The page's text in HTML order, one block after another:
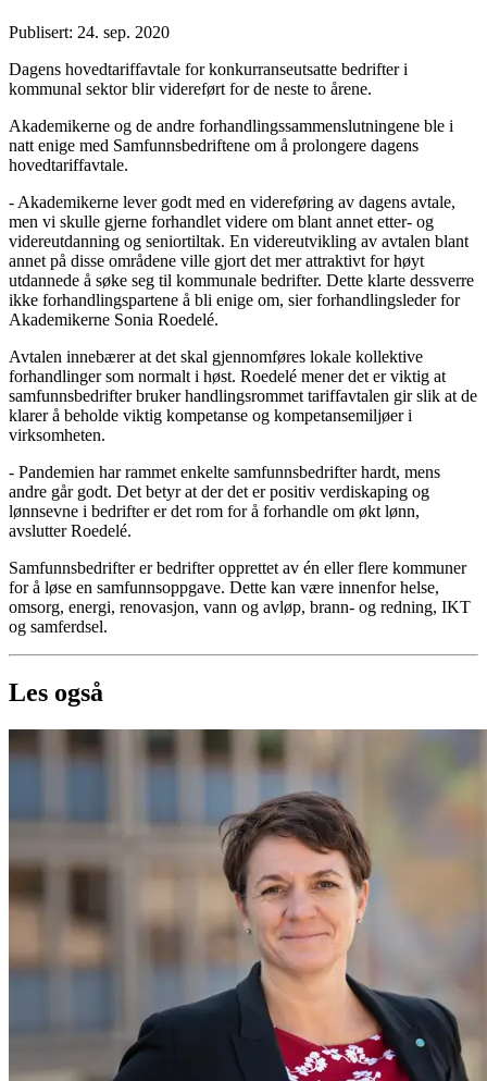
Publisert: 24. sep. 2020
Dagens hovedtariffavtale for konkurranseutsatte bedrifter i
kommunal sektor blir videreført for de neste to årene.
Akademikerne og de andre forhandlingssammenslutningene ble i
natt enige med Samfunnsbedriftene om å prolongere dagens
hovedtariffavtale.
- Akademikerne lever godt med en videreføring av dagens avtale,
men vi skulle gjerne forhandlet videre om blant annet etter- og
videreutdanning og seniortiltak. En videreutvikling av avtalen blant
annet på disse områdene ville gjort det mer attraktivt for høyt
utdannede å søke seg til kommunale bedrifter. Dette klarte dessverre
ikke forhandlingspartene å bli enige om, sier forhandlingsleder for
Akademikerne Sonia Roedelé.
Avtalen innebærer at det skal gjennomføres lokale kollektive
forhandlinger som normalt i høst. Roedelé mener det er viktig at
samfunnsbedrifter bruker handlingsrommet tariffavtalen gir slik at de
klarer å beholde viktig kompetanse og kompetansemiljøer i
virksomheten.
- Pandemien har rammet enkelte samfunnsbedrifter hardt, mens
andre går godt. Det betyr at der det er positiv verdiskaping og
lønnsevne i bedrifter er det rom for å forhandle om økt lønn,
avslutter Roedelé.
Samfunnsbedrifter er bedrifter opprettet av én eller flere kommuner
for å løse en samfunnsoppgave. Dette kan være innenfor helse,
omsorg, energi, renovasjon, vann og avløp, brann- og redning, IKT
og samferdsel.
Les også